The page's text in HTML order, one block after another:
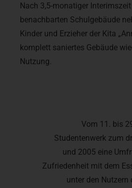
Nach 3,5-monatiger
benachbarten Schulgebäude
Kinder und Erzieher der Kita
komplett saniertes Gebäude
Nutzung.
Vom 11. bis
Studentenwerk zum
und 2005 eine
Zufriedenheit mit dem
unter den Nutzern